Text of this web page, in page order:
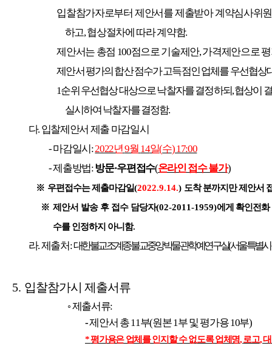
입찰참가자로부터 제안서를 제출받아 계약심사위
하고,협상절차에 따라 계약함.
제안서는 총점 100점으로 기술제안,가격제안으로
제안서 평가의 합산 점수가 고득점인 업체를 우선협상
1순위 우선협상 대상으로 낙찰자를 결정하되,협상이
실시하여 낙찰자를 결정함.
다. 입찰제안서 제출 마감일시
-마감일시:2022년9월 14일(수) 17:00
-제출방법:방문·우편접수(온라인 접수 불가)
※ 우편접수는 제출마감일(2022.9.14.) 도착 분까지만 제안서
※제안서 발송 후 접수 담당자(02-2011-1959)에게 확인전화
수를 인정하지 아니함.
라.제출처:대한불교조계종 불교중앙박물관 학예연구실(서울특별시
5. 입찰참가시 제출서류
◦제출서류:
-제안서 총11부(원본1부 및 평가용10부)
*평가용은 업체를 인지할 수 없도록 업체명, 로고,